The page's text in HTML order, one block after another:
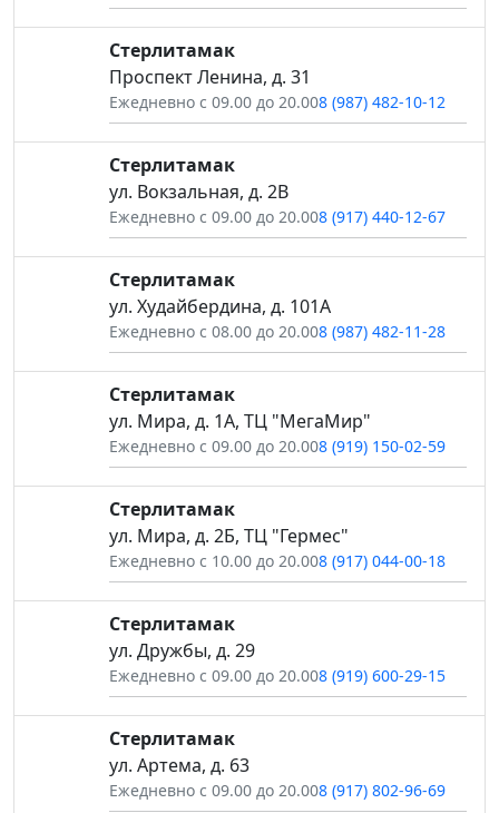
Стерлитамак
Проспект Ленина, д. 31
Ежедневно с 09.00 до 20.008 (987) 482-10-12
Стерлитамак
ул. Вокзальная, д. 2В
Ежедневно с 09.00 до 20.008 (917) 440-12-67
Стерлитамак
ул. Худайбердина, д. 101А
Ежедневно с 08.00 до 20.008 (987) 482-11-28
Стерлитамак
ул. Мира, д. 1А, ТЦ "МегаМир"
Ежедневно с 09.00 до 20.008 (919) 150-02-59
Стерлитамак
ул. Мира, д. 2Б, ТЦ "Гермес"
Ежедневно с 10.00 до 20.008 (917) 044-00-18
Стерлитамак
ул. Дружбы, д. 29
Ежедневно с 09.00 до 20.008 (919) 600-29-15
Стерлитамак
ул. Артема, д. 63
Ежедневно с 09.00 до 20.008 (917) 802-96-69